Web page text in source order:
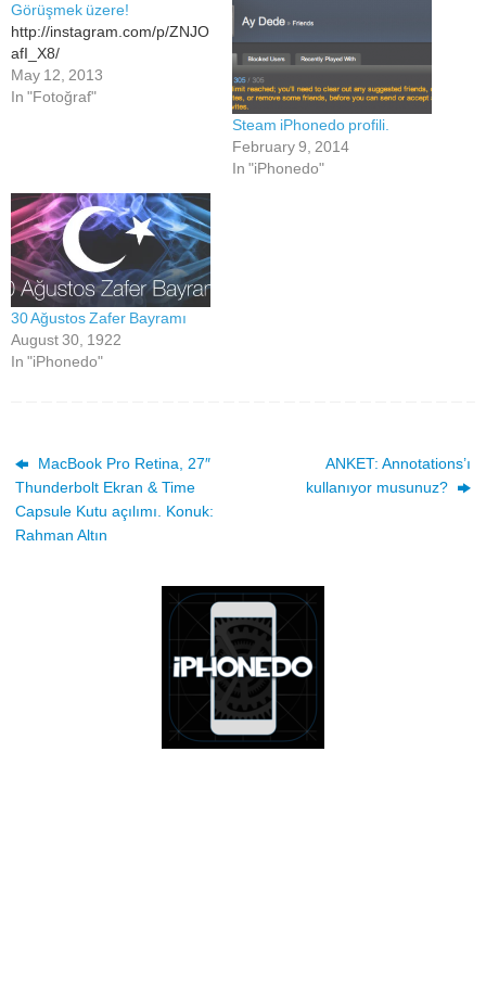
Görüşmek üzere!
http://instagram.com/p/ZNJO
afI_X8/
May 12, 2013
In "Fotoğraf"
Steam iPhonedo profili.
February 9, 2014
In "iPhonedo"
30 Ağustos Zafer Bayramı
August 30, 1922
In "iPhonedo"
MacBook Pro Retina, 27″
Thunderbolt Ekran & Time
Capsule Kutu açılımı. Konuk:
Rahman Altın
ANKET: Annotations’ı
kullanıyor musunuz?